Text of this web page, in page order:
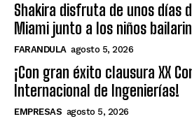
Shakira disfruta de unos días
Miami junto a los niños
FARANDULA agosto 5, 2026
¡Con gran éxito clausura XX
Internacional de Ingenierías!
EMPRESAS agosto 5, 2026